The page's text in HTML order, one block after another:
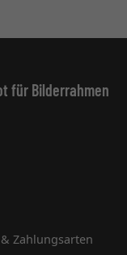
für Bilderrahmen
Zahlungsarten